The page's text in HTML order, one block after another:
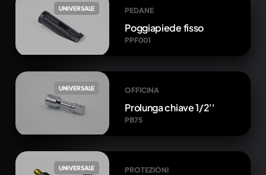
UNIVERSALE PEDANE
Poggiapiede fisso
PPF001
UNIVERSALE OFFICINA
Prolunga chiave 1/2''
PB75
UNIVERSALE PROTEZIONI